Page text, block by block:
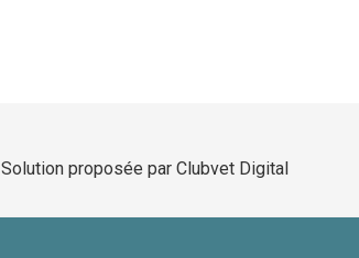
Solution proposée par Clubvet Digital